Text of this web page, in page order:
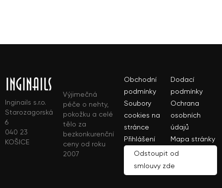
Inginails s.r.o.
Starozagorská
6
040 23
KOŠICE
Výjimečná
péče o nehty,
pokožku a celé
tělo za
bezkonkurenční
ceny od roku
2007
Obchodní
podmínky
Dodací
podmínky
Soubory
cookies na
stránce
Ochrana
osobních
údajů
Přihlášení
Mapa stránky
Odstoupit od
smlouvy zde